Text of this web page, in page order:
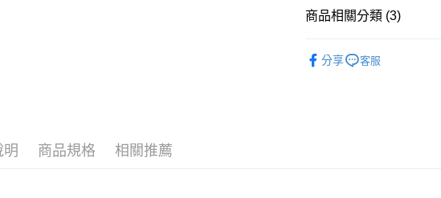
ATM付款
運送方式
商品相關分類 (3)
分享 客服
明 商品規格 相關推薦